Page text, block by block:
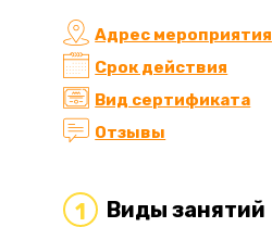
Адрес мероприятия
Срок действия
Вид сертификата
Отзывы
1 Виды занятий